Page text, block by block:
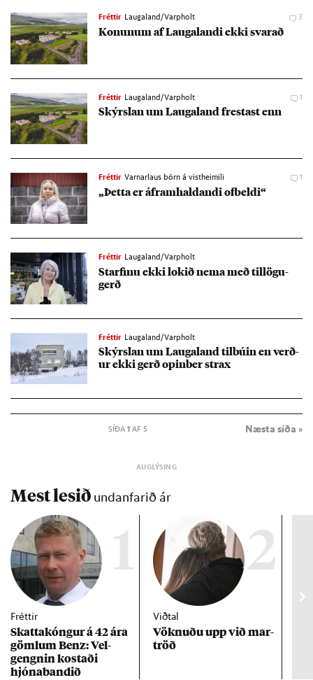
Fréttir Laugaland/Varpholt 3
Kon­un­um af Laugalandi ekki svar­að
Fréttir Laugaland/Varpholt 1
Skýrsl­an um Lauga­land frest­ast enn
Fréttir Varnarlaus börn á vistheimili 1
„Þetta er áfram­hald­andi of­beldi“
Fréttir Laugaland/Varpholt
Starf­inu ekki lok­ið nema með til­lögu­
gerð
Fréttir Laugaland/Varpholt
Skýrsl­an um Lauga­land til­bú­in en verð­
ur ekki gerð op­in­ber strax
SÍÐA 1 AF 5 Næsta síða »
Mest lesið undanfarið ár
1
Fréttir
Skattakóng­ur á 42 ára
göml­um Benz: Vel­
gengn­in kostaði
hjóna­band­ið
2
Viðtal
Vökn­uðu upp við mar­
tröð